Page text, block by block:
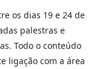
os dias 19 e 24 de
palestras e
Todo o conteúdo
ligação com a área